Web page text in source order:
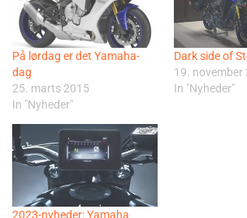
På lørdag er det Yamaha-
dag
25. marts 2015
In "Nyheder"
Dark side of
19. november
In "Nyheder"
2023-nyheder: Yamaha